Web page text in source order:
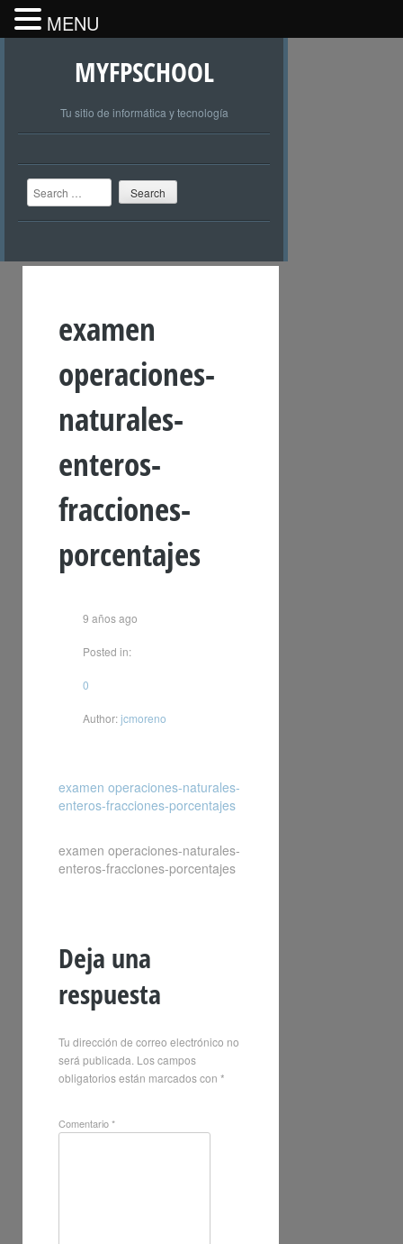
MYFPSCHOOL
Tu sitio de informática y tecnología
Search
examen
operaciones-
naturales-
enteros-
fracciones-
porcentajes
9 años ago
Posted in:
0
Author:jcmoreno
examen operaciones-naturales-
enteros-fracciones-porcentajes
examen operaciones-naturales-
enteros-fracciones-porcentajes
Deja una
respuesta
Tu dirección de correo electrónico no
será publicada. Los campos
obligatorios están marcados con *
Comentario*
MENU